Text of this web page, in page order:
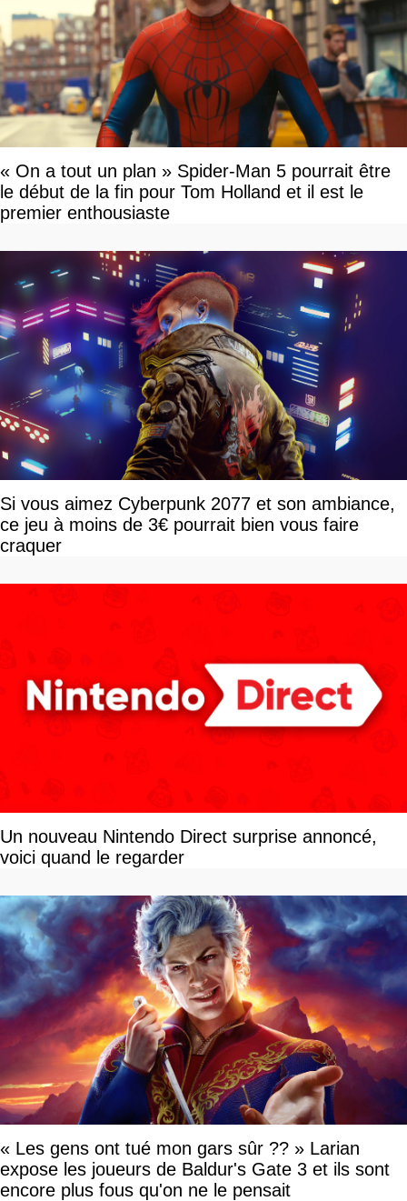
« On a tout un plan » Spider-Man 5 pourrait être
le début de la fin pour Tom Holland et il est le
premier enthousiaste
Si vous aimez Cyberpunk 2077 et son ambiance,
ce jeu à moins de 3€ pourrait bien vous faire
craquer
Un nouveau Nintendo Direct surprise annoncé,
voici quand le regarder
« Les gens ont tué mon gars sûr ?? » Larian
expose les joueurs de Baldur's Gate 3 et ils sont
encore plus fous qu'on ne le pensait